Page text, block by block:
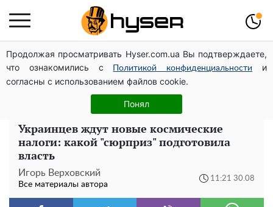
Продолжая просматривать Hyser.com.ua Вы подтверждаете,
что ознакомились с
Политикой конфиденциальности
и
согласны с использованием файлов cookie.
Понял
Посол ОБСЕ во второй раз посетил место российского
удара по жилому дому на Подоле
Прощается с жизнью: Кристина Орбакайте оставила
странное сообщение. Похоже на клинику
Украинцев ждут новые космические
налоги: какой "сюрприз" подготовила
власть
Игорь Верховский
Все материалы автора
11:21 30.08